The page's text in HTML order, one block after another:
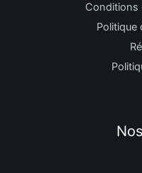
Conditions
Politique